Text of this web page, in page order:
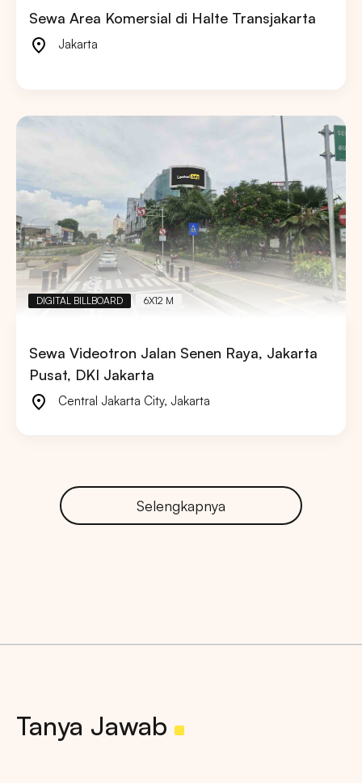
Sewa Area Komersial di Halte Transjakarta
Jakarta
DIGITAL BILLBOARD 6X12 M
Sewa Videotron Jalan Senen Raya, Jakarta
Pusat, DKI Jakarta
Central Jakarta City, Jakarta
Selengkapnya
Tanya Jawab